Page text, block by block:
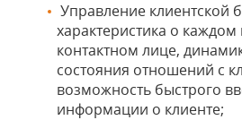
Управление клиентской
характеристика о каждом
контактном лице,
состояния отношений с
возможность быстрого
информации о клиенте;